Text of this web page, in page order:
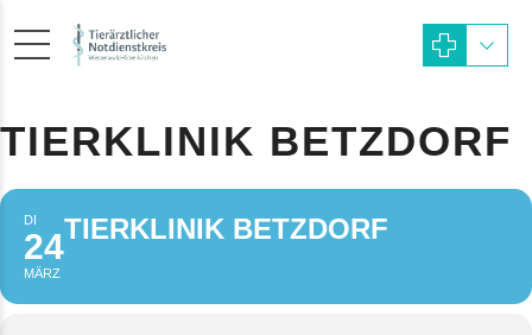
TIERKLINIK BETZDORF
DI
24
MÄRZ
TIERKLINIK BETZDORF